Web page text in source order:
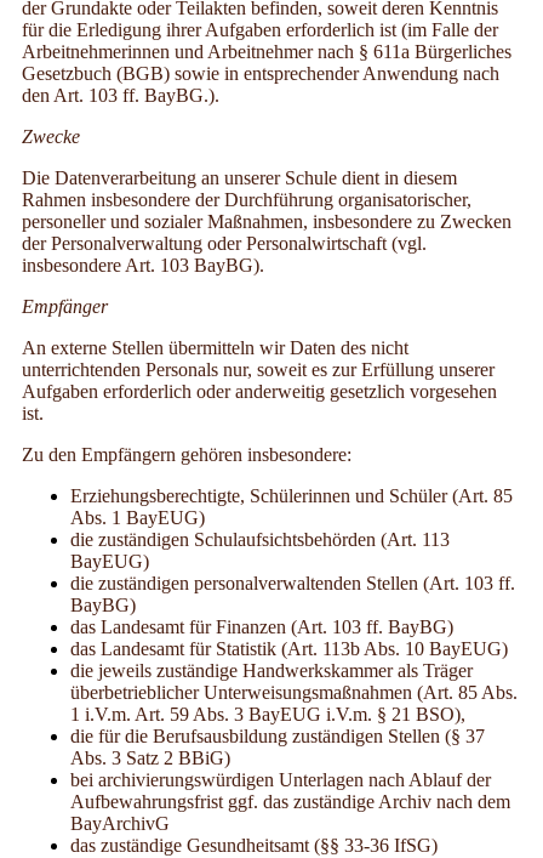
der Grundakte oder Teilakten befinden, soweit deren Kenntnis
für die Erledigung ihrer Aufgaben erforderlich ist (im Falle der
Arbeitnehmerinnen und Arbeitnehmer nach § 611a Bürgerliches
Gesetzbuch (BGB) sowie in entsprechender Anwendung nach
den Art. 103 ff. BayBG.).
Zwecke
Die Datenverarbeitung an unserer Schule dient in diesem
Rahmen insbesondere der Durchführung organisatorischer,
personeller und sozialer Maßnahmen, insbesondere zu Zwecken
der Personalverwaltung oder Personalwirtschaft (vgl.
insbesondere Art. 103 BayBG).
Empfänger
An externe Stellen übermitteln wir Daten des nicht
unterrichtenden Personals nur, soweit es zur Erfüllung unserer
Aufgaben erforderlich oder anderweitig gesetzlich vorgesehen
ist.
Zu den Empfängern gehören insbesondere:
Erziehungsberechtigte, Schülerinnen und Schüler (Art. 85
Abs. 1 BayEUG)
die zuständigen Schulaufsichtsbehörden (Art. 113
BayEUG)
die zuständigen personalverwaltenden Stellen (Art. 103 ff.
BayBG)
das Landesamt für Finanzen (Art. 103 ff. BayBG)
das Landesamt für Statistik (Art. 113b Abs. 10 BayEUG)
die jeweils zuständige Handwerkskammer als Träger
überbetrieblicher Unterweisungsmaßnahmen (Art. 85 Abs.
1 i.V.m. Art. 59 Abs. 3 BayEUG i.V.m. § 21 BSO),
die für die Berufsausbildung zuständigen Stellen (§ 37
Abs. 3 Satz 2 BBiG)
bei archivierungswürdigen Unterlagen nach Ablauf der
Aufbewahrungsfrist ggf. das zuständige Archiv nach dem
BayArchivG
das zuständige Gesundheitsamt (§§ 33-36 IfSG)